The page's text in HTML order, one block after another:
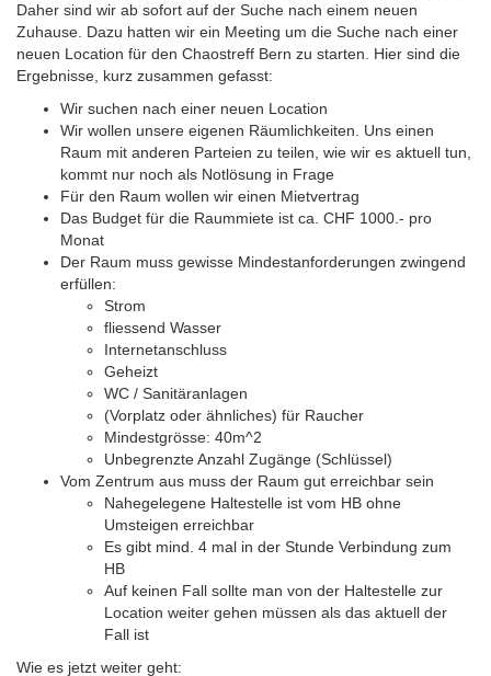
Daher sind wir ab sofort auf der Suche nach einem neuen
Zuhause. Dazu hatten wir ein Meeting um die Suche nach einer
neuen Location für den Chaostreff Bern zu starten. Hier sind die
Ergebnisse, kurz zusammen gefasst:
Wir suchen nach einer neuen Location
Wir wollen unsere eigenen Räumlichkeiten. Uns einen
Raum mit anderen Parteien zu teilen, wie wir es aktuell tun,
kommt nur noch als Notlösung in Frage
Für den Raum wollen wir einen Mietvertrag
Das Budget für die Raummiete ist ca. CHF 1000.- pro
Monat
Der Raum muss gewisse Mindestanforderungen zwingend
erfüllen:
Strom
fliessend Wasser
Internetanschluss
Geheizt
WC / Sanitäranlagen
(Vorplatz oder ähnliches) für Raucher
Mindestgrösse: 40m^2
Unbegrenzte Anzahl Zugänge (Schlüssel)
Vom Zentrum aus muss der Raum gut erreichbar sein
Nahegelegene Haltestelle ist vom HB ohne
Umsteigen erreichbar
Es gibt mind. 4 mal in der Stunde Verbindung zum
HB
Auf keinen Fall sollte man von der Haltestelle zur
Location weiter gehen müssen als das aktuell der
Fall ist
Wie es jetzt weiter geht: